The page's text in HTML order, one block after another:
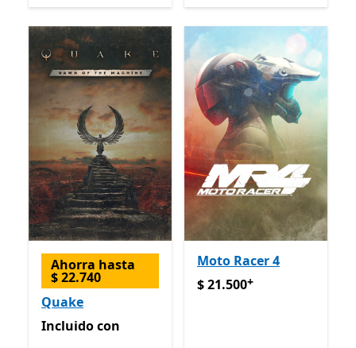
Ahorra hasta
$ 22.740
Quake
Incluido con Game Pass
Incluidocon
Moto Racer 4
$ 21.500Ofrece compras
$ 21.500+